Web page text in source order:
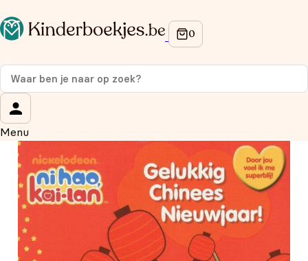
Menu
Op de hoogte blijven van onze acties?
Meld je aan voor onze nieuwsbrief en ontvang
korting
Wat is je voornaam?
Wat is je e-mailadres?
We gebruiken je gegevens om contact op te nemen, in
overeenstemming met onsprivacybeleid.